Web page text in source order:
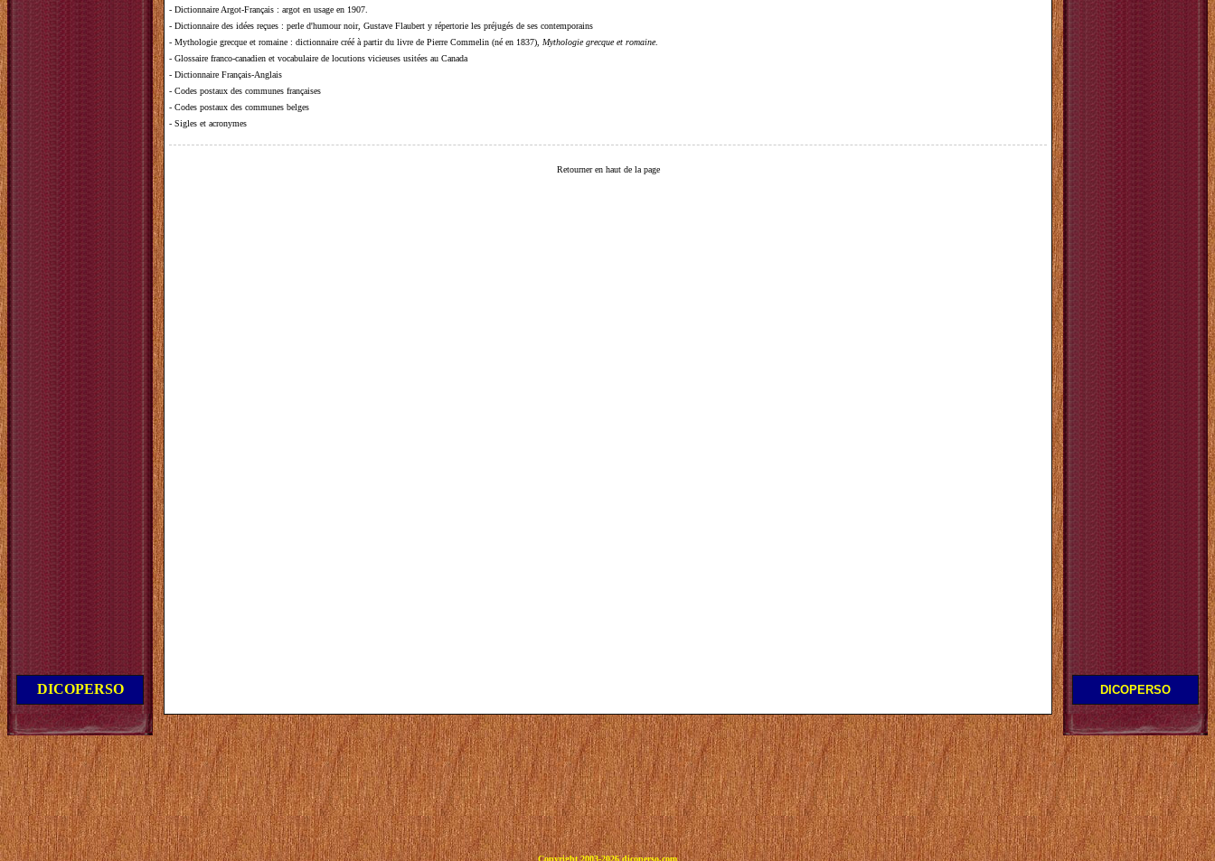
DICOPERSO
- Dictionnaire Argot-Français : argot en usage en 1907.
- Dictionnaire des idées reçues : perle d'humour noir, Gustave Flaubert y répertorie les préjugés de ses contemporains
- Mythologie grecque et romaine : dictionnaire créé à partir du livre de Pierre Commelin (né en 1837), Mythologie grecque et romaine.
- Glossaire franco-canadien et vocabulaire de locutions vicieuses usitées au Canada
- Dictionnaire Français-Anglais
- Codes postaux des communes françaises
- Codes postaux des communes belges
- Sigles et acronymes
Retourner en haut de la page
DICOPERSO
Copyright 2003-2026 dicoperso.com